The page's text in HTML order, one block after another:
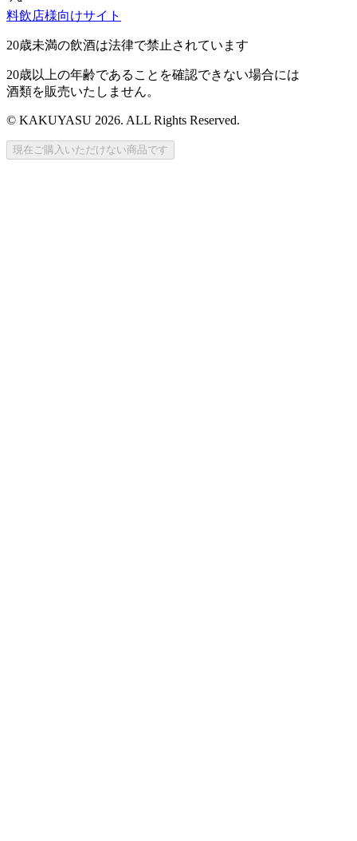
料飲店様向けサイト
20歳未満の飲酒は法律で禁止されています
20歳以上の年齢であることを確認できない場合には
酒類を販売いたしません。
© KAKUYASU 2026. ALL Rights Reserved.
現在ご購入いただけない商品です